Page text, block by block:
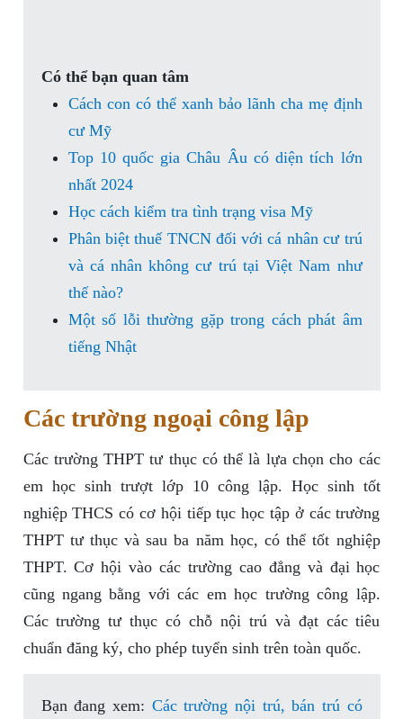
Có thể bạn quan tâm
Cách con có thể xanh bảo lãnh cha mẹ định
cư Mỹ
Top 10 quốc gia Châu Âu có diện tích lớn
nhất 2024
Học cách kiểm tra tình trạng visa Mỹ
Phân biệt thuế TNCN đối với cá nhân cư trú
và cá nhân không cư trú tại Việt Nam như
thế nào?
Một số lỗi thường gặp trong cách phát âm
tiếng Nhật
Các trường ngoại công lập
Các trường THPT tư thục có thể là lựa chọn cho các
em học sinh trượt lớp 10 công lập. Học sinh tốt
nghiệp THCS có cơ hội tiếp tục học tập ở các trường
THPT tư thục và sau ba năm học, có thể tốt nghiệp
THPT. Cơ hội vào các trường cao đẳng và đại học
cũng ngang bằng với các em học trường công lập.
Các trường tư thục có chỗ nội trú và đạt các tiêu
chuẩn đăng ký, cho phép tuyển sinh trên toàn quốc.
Bạn đang xem: Các trường nội trú, bán trú có